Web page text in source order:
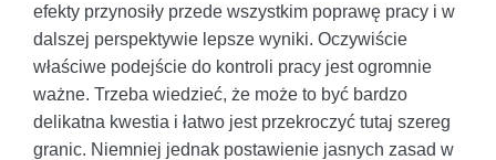
efekty przynosiły przede wszystkim poprawę pracy i w
dalszej perspektywie lepsze wyniki. Oczywiście
właściwe podejście do kontroli pracy jest ogromnie
ważne. Trzeba wiedzieć, że może to być bardzo
delikatna kwestia i łatwo jest przekroczyć tutaj szereg
granic. Niemniej jednak postawienie jasnych zasad w